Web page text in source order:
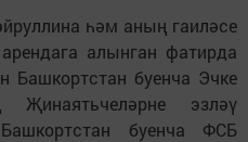
һәм аның гаиләсе
алынган фатирда
Башкортстан буенча Эчке
эзләү
буенча ФСБ